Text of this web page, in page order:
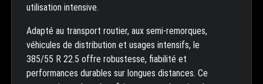
utilisation intensive.
Adapté au transport routier, aux semi-remorques,
véhicules de distribution et usages intensifs, le
385/55 R 22.5 offre robustesse, fiabilité et
performances durables sur longues distances. Ce